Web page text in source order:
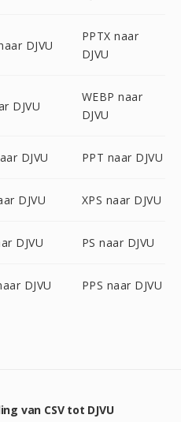
DJVU
PPTX naar
DJVU
DJVU
WEBP naar
DJVU
DJVU PPT naar DJVU
DJVU XPS naar DJVU
DJVU PS naar DJVU
DJVU PPS naar DJVU
van CSV tot DJVU